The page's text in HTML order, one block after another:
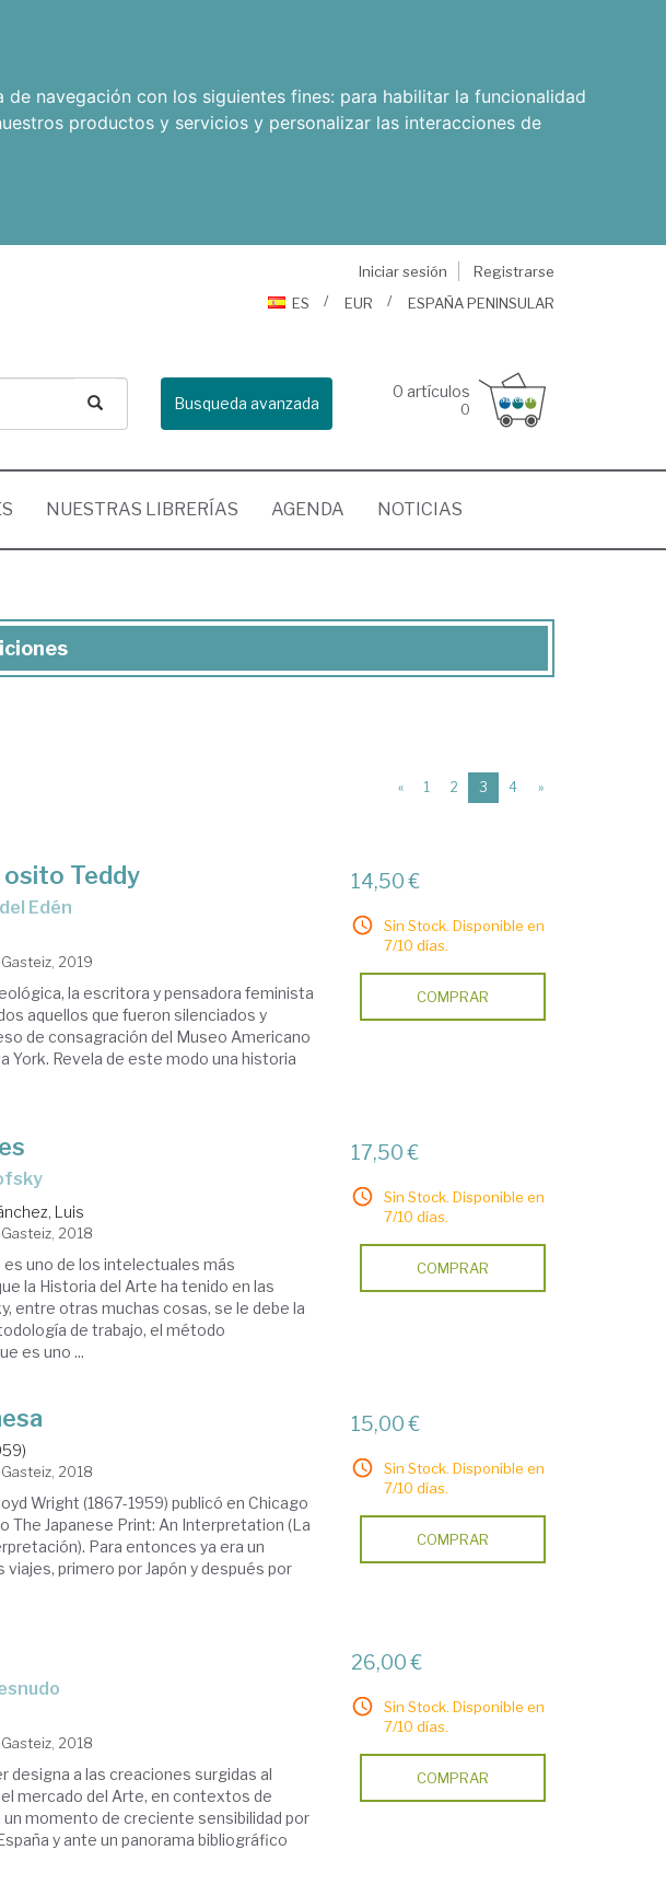
navegación con los siguientes fines: para habilitar la funcionalidad
productos y servicios y personalizar las interacciones de
Iniciar sesión
Registrarse
ES
EUR ESPAÑA PENINSULAR
Busqueda avanzada
0 artículos
0
NUESTRAS LIBRERÍAS AGENDA NOTICIAS
« 1 2 3 (current)
4 »
osito Teddy
Edén
2019
la escritora y pensadora feminista
aquellos que fueron silenciados y
de consagración del Museo Americano
York. Revela de este modo una historia
14,50 €
Sin Stock. Disponible en
7/10 días.
COMPRAR
Luis
2018
es uno de los intelectuales más
la Historia del Arte ha tenido en las
entre otras muchas cosas, se le debe la
de trabajo, el método
es uno ...
17,50 €
Sin Stock. Disponible en
7/10 días.
COMPRAR
2018
Wright (1867-1959) publicó en Chicago
The Japanese Print: An Interpretation (La
Para entonces ya era un
primero por Japón y después por
15,00 €
Sin Stock. Disponible en
7/10 días.
COMPRAR
2018
designa a las creaciones surgidas al
mercado del Arte, en contextos de
un momento de creciente sensibilidad por
y ante un panorama bibliográfico
26,00 €
Sin Stock. Disponible en
7/10 días.
COMPRAR